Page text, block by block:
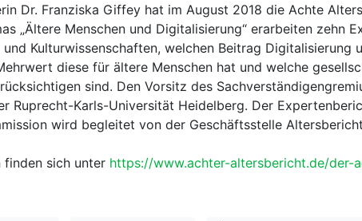
Dr. Franziska Giffey hat im August 2018 die Achte
„Ältere Menschen und Digitalisierung“ erarbeiten zehn
Kulturwissenschaften, welchen Beitrag Digitalisierung
diese für ältere Menschen hat und welche
sind. Den Vorsitz des
Ruprecht-Karls-Universität Heidelberg. Der
wird begleitet von der Geschäftsstelle
finden sich unter https://www.achter-altersbericht.de/der-